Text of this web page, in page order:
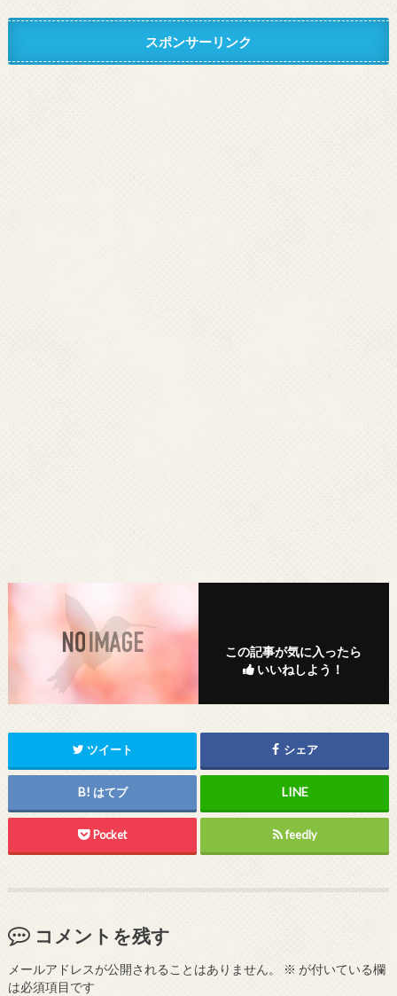
スポンサーリンク
この記事が気に入ったら
いいねしよう！
ツイート シェア
はてブ
Pocket feedly
コメントを残す
メールアドレスが公開されることはありません。 ※ が付いている欄
は必須項目です